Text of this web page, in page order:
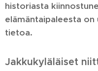
historiasta
elämäntaipaleesta on
tietoa.
Jakkukyläläiset